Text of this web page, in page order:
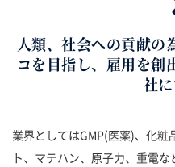
人類、社会への貢献の
コを目指し、雇用を創
社に
業界としてはGMP(医薬)、化
ト、マテハン、原子力、重電